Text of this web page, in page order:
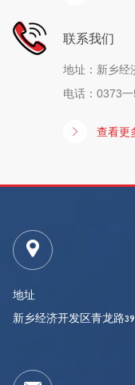
联系我们
地址：新乡经
电话：0373
查看更
地址
新乡经济开发区青龙路